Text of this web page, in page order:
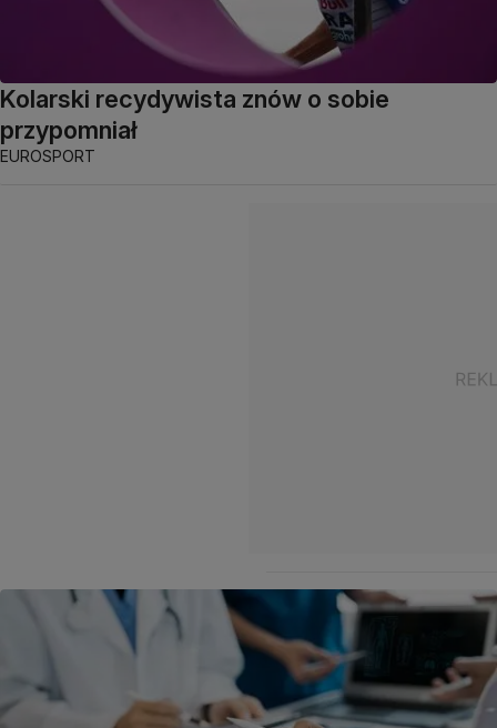
Kolarski recydywista znów o sobie
przypomniał
EUROSPORT